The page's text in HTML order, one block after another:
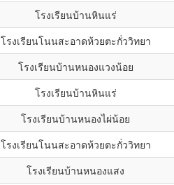
โรงเรียนบ้านหินแร่
โรงเรียนโนนสะอาดห้วยตะกั่ววิทยา
โรงเรียนบ้านหนองแวงน้อย
โรงเรียนบ้านหินแร่
โรงเรียนบ้านหนองไผ่น้อย
โรงเรียนโนนสะอาดห้วยตะกั่ววิทยา
โรงเรียนบ้านหนองแสง